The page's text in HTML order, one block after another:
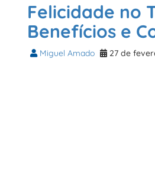
Felicidade no
Benefícios e
Miguel Amado 27 de